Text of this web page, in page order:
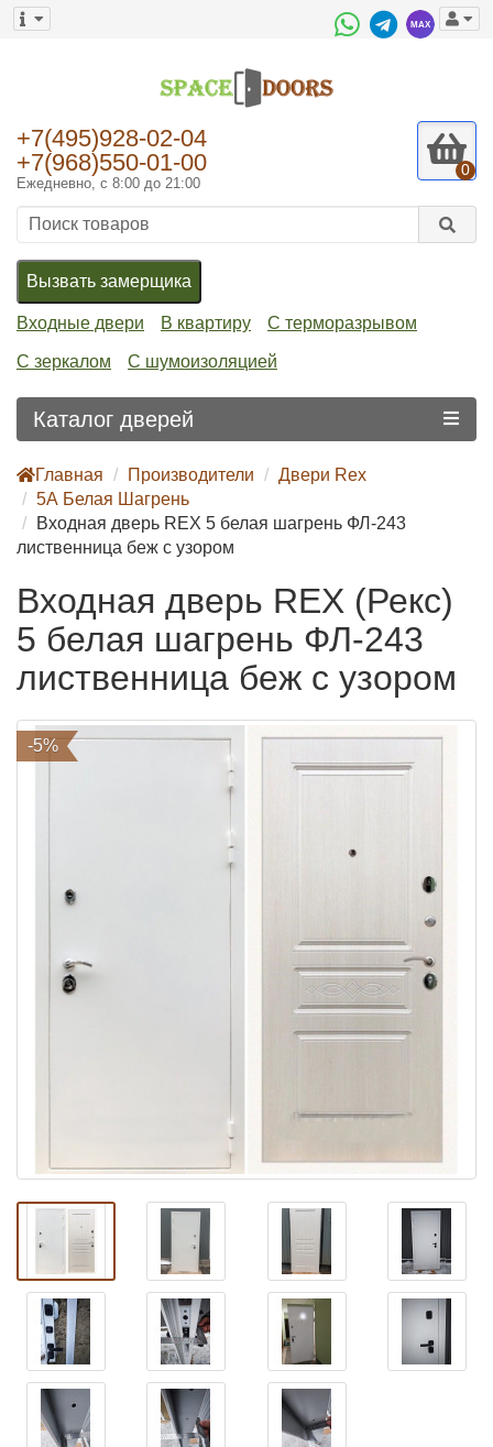
+7(495)928-02-04
+7(968)550-01-00
Ежедневно, с 8:00 до 21:00
0
Вызвать замерщика
Входные двери В квартиру С терморазрывом
С зеркалом С шумоизоляцией
Каталог дверей
Главная Производители
Двери Rex
5А Белая Шагрень
Входная дверь REX 5 белая шагрень ФЛ-243
лиственница беж с узором
Входная дверь REX (Рекс)
5 белая шагрень ФЛ-243
лиственница беж с узором
-5%